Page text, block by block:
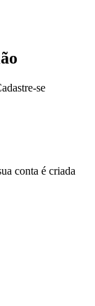
se
conta é criada